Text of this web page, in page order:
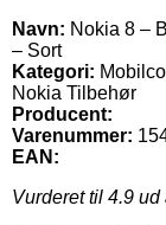
Navn: Nokia 8 –
– Sort
Kategori:
Nokia Tilbehør
Producent:
Varenummer:
EAN:
Vurderet til 4.9 ud